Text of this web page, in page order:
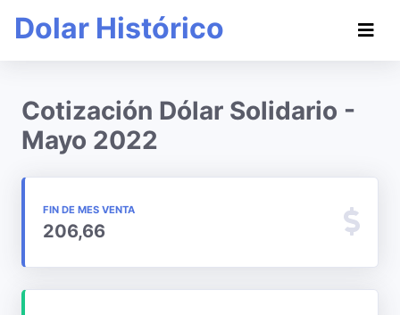
Dolar Histórico
Cotización Dólar Solidario -
Mayo 2022
FIN DE MES VENTA
206,66